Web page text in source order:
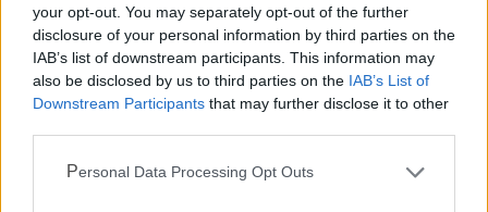
your opt-out. You may separately opt-out of the further
disclosure of your personal information by third parties on the
IAB’s list of downstream participants. This information may
also be disclosed by us to third parties on the IAB’s List of
Downstream Participants that may further disclose it to other
Personal Data Processing Opt Outs